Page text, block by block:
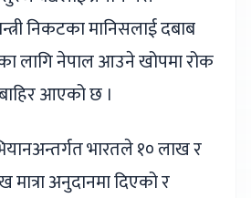
निकटका मानिसलाई दबाब
लागि नेपाल आउने खोपमा रोक
आएको छ ।
भारतले १० लाख र
अनुदानमा दिएको र